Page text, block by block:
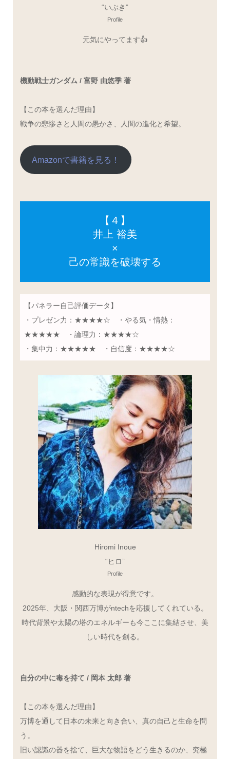
“いぶき”
Profile
元気にやってます👍
機動戦士ガンダム / 富野 由悠季 著
【この本を選んだ理由】
戦争の悲惨さと人間の愚かさ、人間の進化と希望。
Amazonで書籍を見る！
【４】
井上 裕美
×
己の常識を破壊する
【パネラー自己評価データ】
・プレゼン力：★★★★☆ ・やる気・情熱：
★★★★★ ・論理力：★★★★☆
・集中力：★★★★★ ・自信度：★★★★☆
Hiromi Inoue
“ヒロ”
Profile
感動的な表現が得意です。
2025年、大阪・関西万博がntechを応援してくれている。
時代背景や太陽の塔のエネルギーも今ここに集結させ、美
しい時代を創る。
自分の中に毒を持て / 岡本 太郎 著
【この本を選んだ理由】
万博を通して日本の未来と向き合い、真の自己と生命を問
う。
旧い認識の器を捨て、巨大な物語をどう生きるのか、究極